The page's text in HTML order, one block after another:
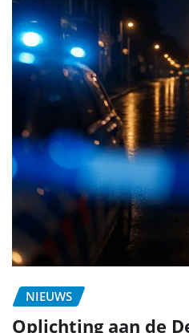
NIEUWS
Oplichting aan de